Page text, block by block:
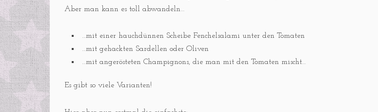
Aber man kann es toll abwandeln…
…mit einer hauchdünnen Scheibe Fenchelsalami unter den Tomaten
…mit gehackten Sardellen oder Oliven
…mit angerösteten Champignons, die man mit den Tomaten mischt…
Es gibt so viele Varianten!